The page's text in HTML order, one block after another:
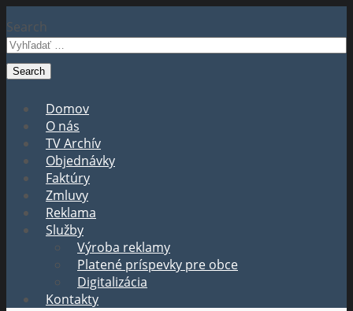
Search
Domov
O nás
TV Archív
Objednávky
Faktúry
Zmluvy
Reklama
Služby
Výroba reklamy
Platené príspevky pre obce
Digitalizácia
Kontakty